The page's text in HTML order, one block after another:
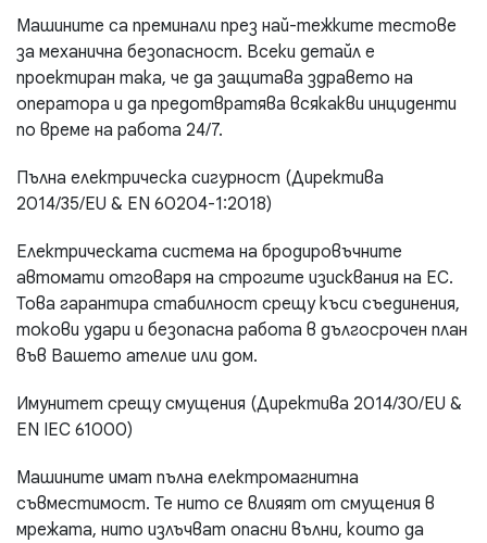
Машините са преминали през най-тежките тестове
за механична безопасност. Всеки детайл е
проектиран така, че да защитава здравето на
оператора и да предотвратява всякакви инциденти
по време на работа 24/7.
Пълна електрическа сигурност (Директива
2014/35/EU & EN 60204-1:2018)
Електрическата система на бродировъчните
автомати отговаря на строгите изисквания на ЕС.
Това гарантира стабилност срещу къси съединения,
токови удари и безопасна работа в дългосрочен план
във Вашето ателие или дом.
Имунитет срещу смущения (Директива 2014/30/EU &
EN IEC 61000)
Машините имат пълна електромагнитна
съвместимост. Те нито се влияят от смущения в
мрежата, нито излъчват опасни вълни, които да